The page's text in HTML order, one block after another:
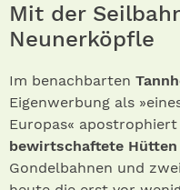
Mit der
Neunerköpfle
Im benachbarten
Eigenwerbung als
Europas«
bewirtschaftete Hütten
Gondelbahnen und